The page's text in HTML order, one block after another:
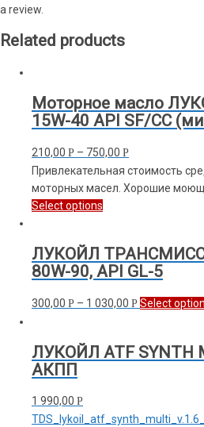
a review.
Related products
Моторное масло
15W-40 API SF/CC
210,00 Р – 750,00 Р
Привлекательная стоимость
моторных масел. Хорошие
Select options
ЛУКОЙЛ
80W-90, API GL-5
300,00 Р – 1 030,00 Р Select
ЛУКОЙЛ ATF SYNTH
АКПП
1 990,00 Р